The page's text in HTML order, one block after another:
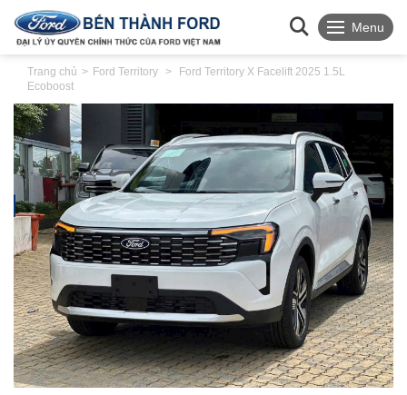
Menu
Trang chủ Ford Territory
Ford Territory X Facelift 2025 1.5L
Ecoboost